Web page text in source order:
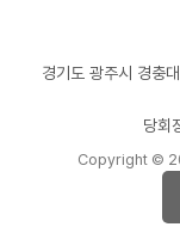
경기도 광주시 경
당회
Copyright ©